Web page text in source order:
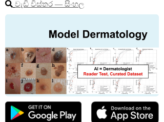
වැඩි විස්තර ― සිංහල